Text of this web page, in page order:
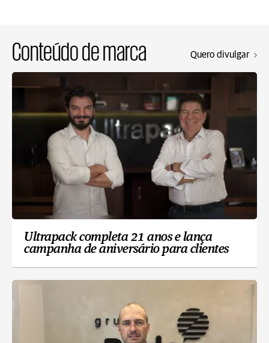
Conteúdo de marca Quero divulgar
Ultrapack completa 21 anos e lança
campanha de aniversário para clientes